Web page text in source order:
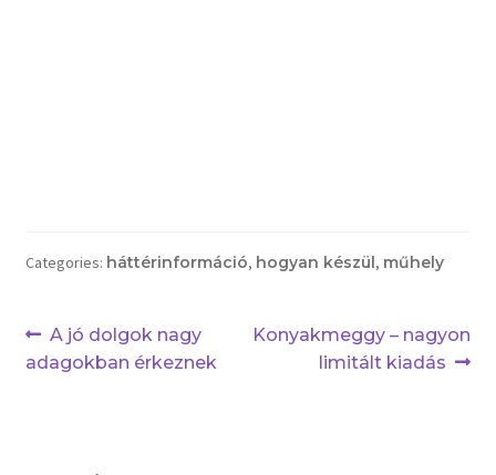
Categories: háttérinformáció, hogyan készül , műhely
Bejegyzés
navigáció
Previous
post:
A jó dolgok nagy
adagokban érkeznek
Next
Konyakmeggy – nagyon
limitált kiadás